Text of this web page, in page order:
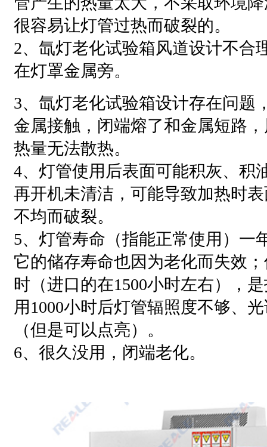
很容易让灯管过热而破裂的。
2、氙灯老化试验箱风道设计不合
在灯罩金属旁。
3、氙灯老化试验箱设计存在问题
金属接触，闭端熔了和金属短路
热量无法散热。
4、灯管使用后表面可能积灰、积
再开机未清洁，可能导致加热时
不均而破裂。
5、灯管寿命（指能正常使用）一
它的储存寿命也因为老化而失效
时（进口的在1500小时左右），
用1000小时后灯管辐照度不够、
（但是可以点亮）。
6、很久没用，闭端老化。